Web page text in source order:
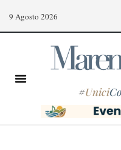
9 Agosto 2026
#Unici